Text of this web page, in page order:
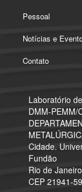
Pessoal
Notícias e
Contato
Laboratório
​DMM-PEMM/
Cidade.
Fundão
Rio de
CEP 21941-